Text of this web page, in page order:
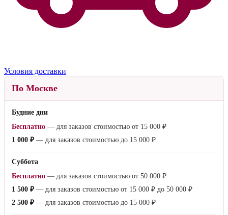
Условия доставки
По Москве
Будние дни
Бесплатно — для заказов стоимостью от 15 000 ₽
1 000 ₽— для заказов стоимостью до 15 000 ₽
Суббота
Бесплатно — для заказов стоимостью от 50 000 ₽
1 500 ₽— для заказов стоимостью от 15 000 ₽ до 50 000 ₽
2 500 ₽— для заказов стоимостью до 15 000 ₽